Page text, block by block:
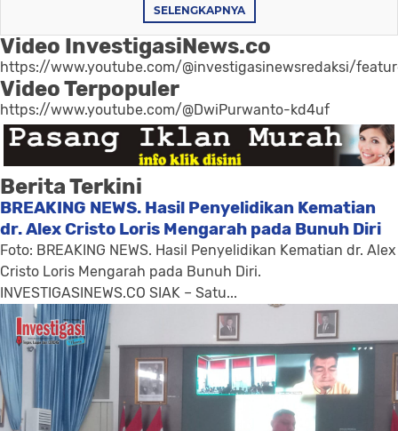
SELENGKAPNYA
Video InvestigasiNews.co
https://www.youtube.com/@investigasinewsredaksi/
Video Terpopuler
https://www.youtube.com/@DwiPurwanto-kd4uf
Berita Terkini
BREAKING NEWS. Hasil Penyelidikan Kematian
dr. Alex Cristo Loris Mengarah pada Bunuh Diri
Foto: BREAKING NEWS. Hasil Penyelidikan Kematian dr. Alex
Cristo Loris Mengarah pada Bunuh Diri.
INVESTIGASINEWS.CO SIAK – Satu...